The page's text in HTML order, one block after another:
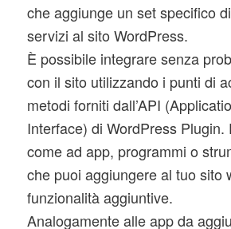
che aggiunge un set specifico
servizi al sito WordPress.
È possibile integrare senza
con il sito utilizzando i punti di
metodi forniti dall’API
Interface) di WordPress Plugin.
come ad app, programmi o
che puoi aggiungere al tuo sito
funzionalità aggiuntive.
Analogamente alle app da